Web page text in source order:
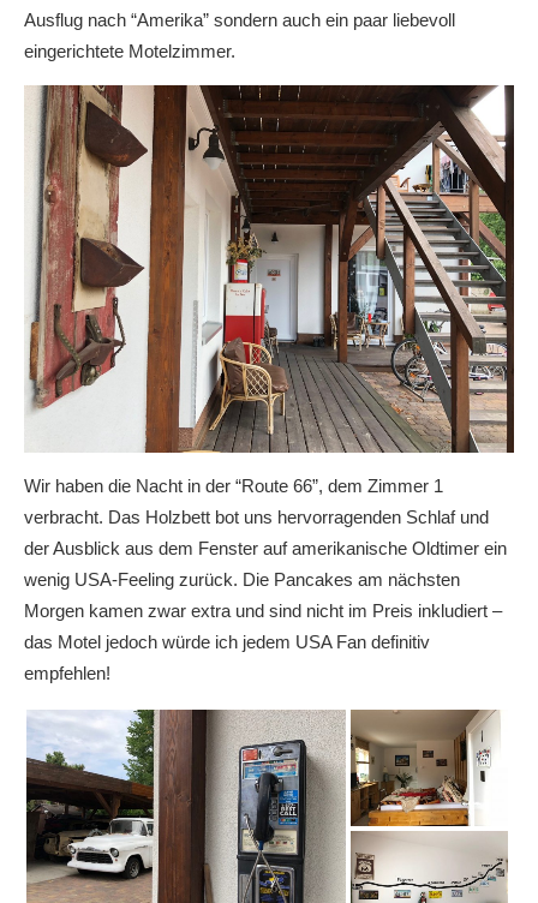
Ausflug nach “Amerika” sondern auch ein paar liebevoll
eingerichtete Motelzimmer.
Wir haben die Nacht in der “Route 66”, dem Zimmer 1
verbracht. Das Holzbett bot uns hervorragenden Schlaf und
der Ausblick aus dem Fenster auf amerikanische Oldtimer ein
wenig USA-Feeling zurück. Die Pancakes am nächsten
Morgen kamen zwar extra und sind nicht im Preis inkludiert –
das Motel jedoch würde ich jedem USA Fan definitiv
empfehlen!